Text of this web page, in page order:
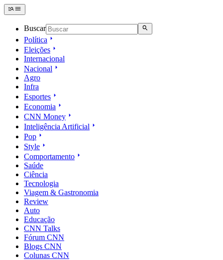
Buscar
Política
Eleições
Internacional
Nacional
Agro
Infra
Esportes
Economia
CNN Money
Inteligência Artificial
Pop
Style
Comportamento
Saúde
Ciência
Tecnologia
Viagem & Gastronomia
Review
Auto
Educação
CNN Talks
Fórum CNN
Blogs CNN
Colunas CNN